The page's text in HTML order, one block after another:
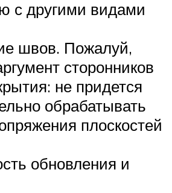
с другими видами
швов. Пожалуй,
сторонников
не придется
обрабатывать
плоскостей
обновления и